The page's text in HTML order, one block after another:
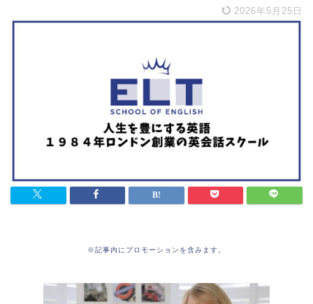
2026年5月25日
※記事内にプロモーションを含みます。